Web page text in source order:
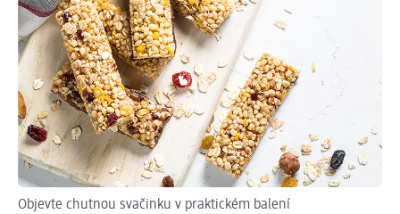
Objevte chutnou svačinku v praktickém balení